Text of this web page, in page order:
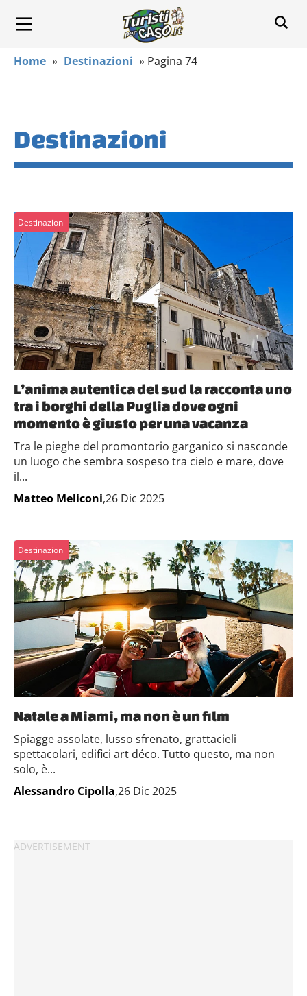
Home » Destinazioni » Pagina 74
Destinazioni
Destinazioni
L’anima autentica del sud la racconta uno
tra i borghi della Puglia dove ogni
momento è giusto per una vacanza
Tra le pieghe del promontorio garganico si nasconde
un luogo che sembra sospeso tra cielo e mare, dove
il...
Matteo Meliconi,26 Dic 2025
Destinazioni
Natale a Miami, ma non è un film
Spiagge assolate, lusso sfrenato, grattacieli
spettacolari, edifici art déco. Tutto questo, ma non
solo, è...
Alessandro Cipolla,26 Dic 2025